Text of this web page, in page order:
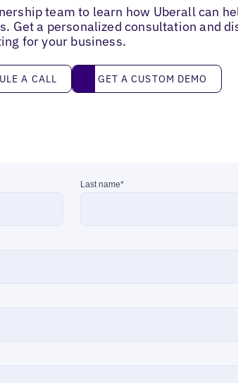
team to learn how Uberall can
Get a personalized consultation and
for your business.
A CALL Get a custom demo
GET A CUSTOM DEMO